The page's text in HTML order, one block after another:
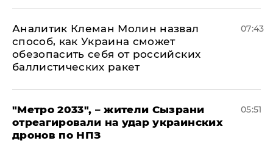
Аналитик Клеман Молин назвал
способ, как Украина сможет
обезопасить себя от российских
баллистических ракет
07:43
"Метро 2033", – жители Сызрани
отреагировали на удар украинских
дронов по НПЗ
05:51